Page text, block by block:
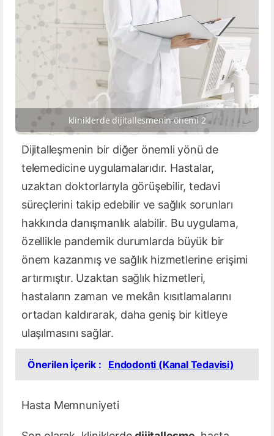
kliniklerde dijitallesmenin önemi 2
Dijitalleşmenin bir diğer önemli yönü de
telemedicine uygulamalarıdır. Hastalar,
uzaktan doktorlarıyla görüşebilir, tedavi
süreçlerini takip edebilir ve sağlık sorunları
hakkında danışmanlık alabilir. Bu uygulama,
özellikle pandemik durumlarda büyük bir
önem kazanmış ve sağlık hizmetlerine erişimi
artırmıştır. Uzaktan sağlık hizmetleri,
hastaların zaman ve mekân kısıtlamalarını
ortadan kaldırarak, daha geniş bir kitleye
ulaşılmasını sağlar.
Önerilen İçerik : Endodonti (Kanal Tedavisi)
Hasta Memnuniyeti